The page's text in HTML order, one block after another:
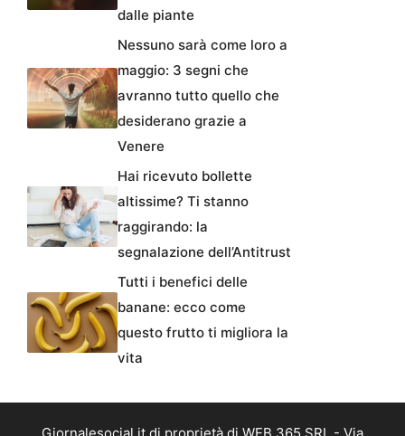
dalle piante
Nessuno sarà come loro a
maggio: 3 segni che
avranno tutto quello che
desiderano grazie a
Venere
Hai ricevuto bollette
altissime? Ti stanno
raggirando: la
segnalazione dell’Antitrust
Tutti i benefici delle
banane: ecco come
questo frutto ti migliora la
vita